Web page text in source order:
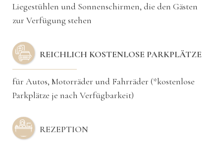
Liegestühlen und Sonnenschirmen, die den Gästen
zur Verfügung stehen
REICHLICH KOSTENLOSE PARKPLÄTZE
für Autos, Motorräder und Fahrräder (*kostenlose
Parkplätze je nach Verfügbarkeit)
REZEPTION